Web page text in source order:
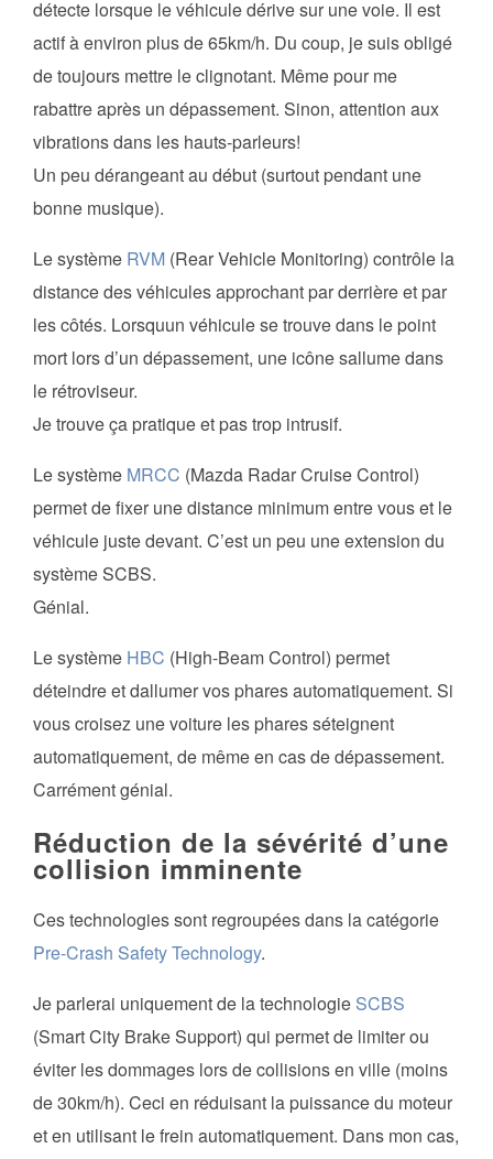
détecte lorsque le véhicule dérive sur une voie. Il est
actif à environ plus de 65km/h. Du coup, je suis obligé
de toujours mettre le clignotant. Même pour me
rabattre après un dépassement. Sinon, attention aux
vibrations dans les hauts-parleurs!
Un peu dérangeant au début (surtout pendant une
bonne musique).
Le système RVM (Rear Vehicle Monitoring) contrôle la
distance des véhicules approchant par derrière et par
les côtés. Lorsquun véhicule se trouve dans le point
mort lors d’un dépassement, une icône sallume dans
le rétroviseur.
Je trouve ça pratique et pas trop intrusif.
Le système MRCC (Mazda Radar Cruise Control)
permet de fixer une distance minimum entre vous et le
véhicule juste devant. C’est un peu une extension du
système SCBS.
Génial.
Le système HBC (High-Beam Control) permet
déteindre et dallumer vos phares automatiquement. Si
vous croisez une voiture les phares séteignent
automatiquement, de même en cas de dépassement.
Carrément génial.
Réduction de la sévérité d’une
collision imminente
Ces technologies sont regroupées dans la catégorie
Pre-Crash Safety Technology.
Je parlerai uniquement de la technologie SCBS
(Smart City Brake Support) qui permet de limiter ou
éviter les dommages lors de collisions en ville (moins
de 30km/h). Ceci en réduisant la puissance du moteur
et en utilisant le frein automatiquement. Dans mon cas,